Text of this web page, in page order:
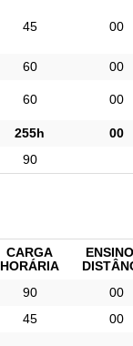
45 00
60 00
60 00
255h
00
90
CARGA
HORÁRIA
90
00
45
00